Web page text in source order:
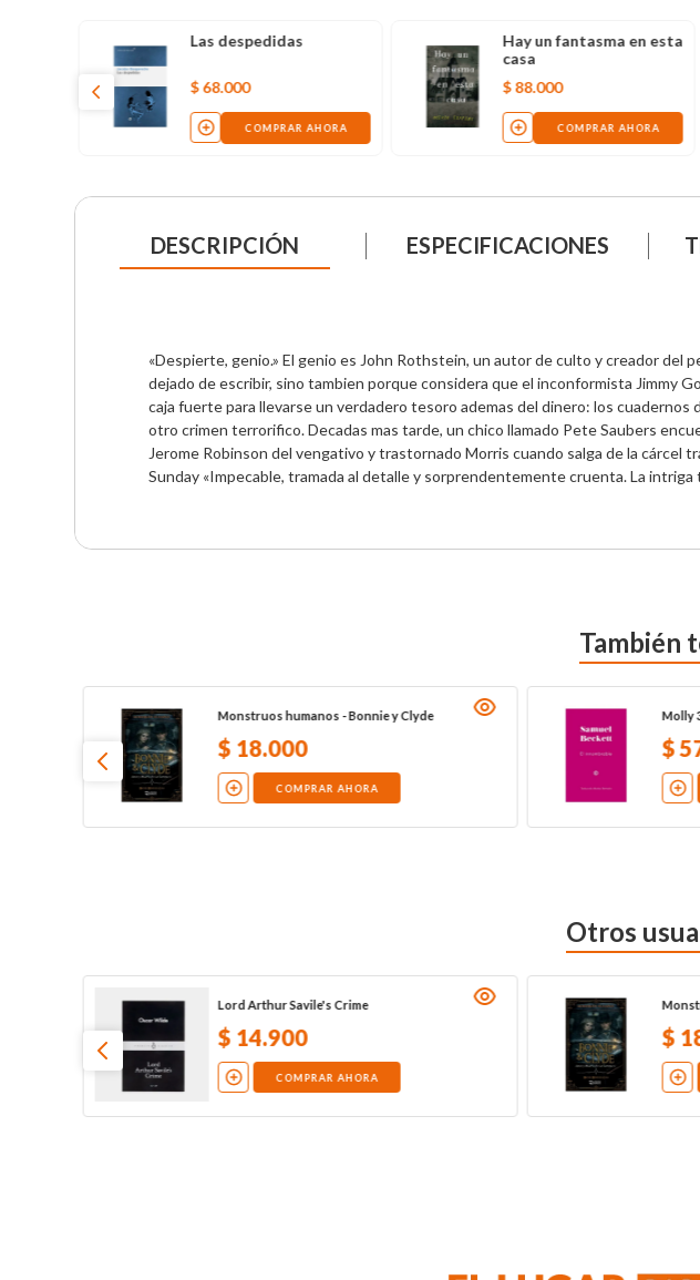
Las despedidas
$68.000
COMPRAR AHORA
Hay un fantasma en esta
casa
$88.000
COMPRAR AHORA
DESCRIPCIÓN ESPECIFICACIONES
«Despierte, genio.» El genio es John Rothstein, un autor de culto y creador del
dejado de escribir, sino tambien porque considera que el inconformista Jimmy
caja fuerte para llevarse un verdadero tesoro ademas del dinero: los
otro crimen terrorifico. Decadas mas tarde, un chico llamado Pete Saubers
Jerome Robinson del vengativo y trastornado Morris cuando salga de la cárcel
Sunday «Impecable, tramada al detalle y sorprendentemente cruenta. La
También
Monstruos humanos - Bonnie y Clyde
$ 18.000
COMPRAR AHORA
Molly
$
Otros
Lord Arthur Savile's Crime
$ 14.900
COMPRAR AHORA
$